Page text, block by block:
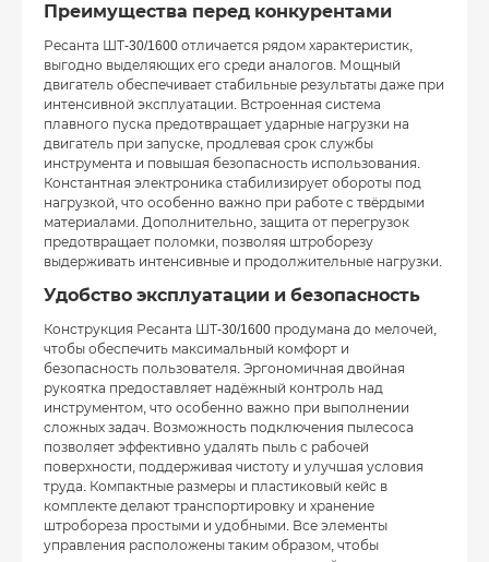
Преимущества перед конкурентами
Ресанта ШТ-30/1600 отличается рядом характеристик,
выгодно выделяющих его среди аналогов. Мощный
двигатель обеспечивает стабильные результаты даже при
интенсивной эксплуатации. Встроенная система
плавного пуска предотвращает ударные нагрузки на
двигатель при запуске, продлевая срок службы
инструмента и повышая безопасность использования.
Константная электроника стабилизирует обороты под
нагрузкой, что особенно важно при работе с твёрдыми
материалами. Дополнительно, защита от перегрузок
предотвращает поломки, позволяя штроборезу
выдерживать интенсивные и продолжительные нагрузки.
Удобство эксплуатации и безопасность
Конструкция Ресанта ШТ-30/1600 продумана до мелочей,
чтобы обеспечить максимальный комфорт и
безопасность пользователя. Эргономичная двойная
рукоятка предоставляет надёжный контроль над
инструментом, что особенно важно при выполнении
сложных задач. Возможность подключения пылесоса
позволяет эффективно удалять пыль с рабочей
поверхности, поддерживая чистоту и улучшая условия
труда. Компактные размеры и пластиковый кейс в
комплекте делают транспортировку и хранение
штробореза простыми и удобными. Все элементы
управления расположены таким образом, чтобы